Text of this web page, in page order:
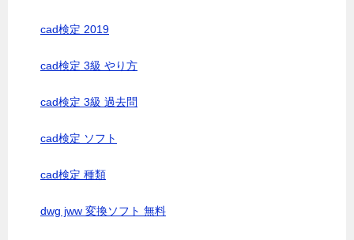
cad検定 2019
cad検定 3級 やり方
cad検定 3級 過去問
cad検定 ソフト
cad検定 種類
dwg jww 変換ソフト 無料